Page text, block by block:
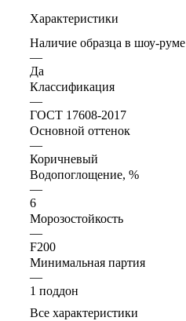
Характеристики
Наличие образца в шоу-руме
—
Да
Классификация
—
ГОСТ 17608-2017
Основной оттенок
—
Коричневый
Водопоглощение, %
—
6
Морозостойкость
—
F200
Минимальная партия
—
1 поддон
Все характеристики